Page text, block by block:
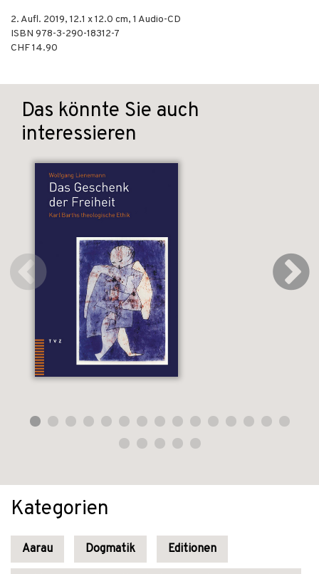
2. Aufl. 2019, 12.1 x 12.0 cm, 1 Audio-CD
ISBN 978-3-290-18312-7
CHF 14.90
Das könnte Sie auch
interessieren
Kategorien
Aarau Dogmatik Editionen